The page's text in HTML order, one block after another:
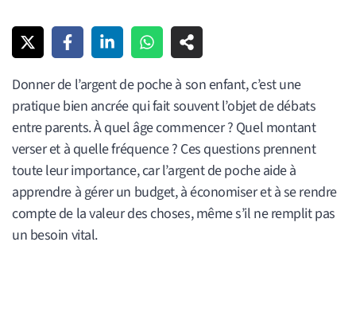
Donner de l’argent de poche à son enfant, c’est une
pratique bien ancrée qui fait souvent l’objet de débats
entre parents. À quel âge commencer ? Quel montant
verser et à quelle fréquence ? Ces questions prennent
toute leur importance, car l’argent de poche aide à
apprendre à gérer un budget, à économiser et à se rendre
compte de la valeur des choses, même s’il ne remplit pas
un besoin vital.